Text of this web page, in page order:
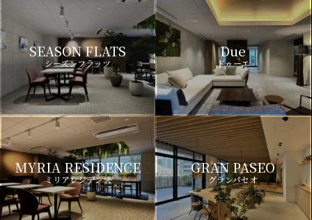
SEASON FLATS
シーズンフラッツ
Due
ドゥーエ
MYRIA RESIDENCE
ミリアレジデンス
GRAN PASEO
グランパセオ